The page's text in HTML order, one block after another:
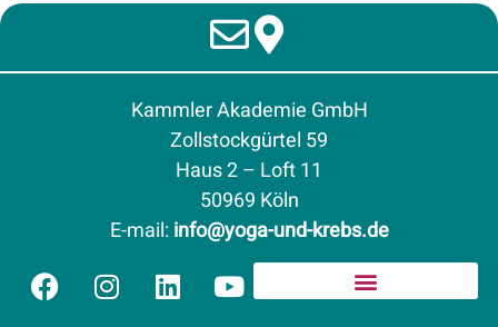
Kammler Akademie GmbH
Zollstockgürtel 59
Haus 2 – Loft 11
50969 Köln
E-mail:info@yoga-und-krebs.de